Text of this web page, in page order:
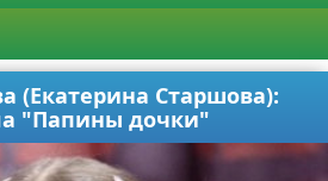
(Екатерина Старшова):
"Папины дочки"